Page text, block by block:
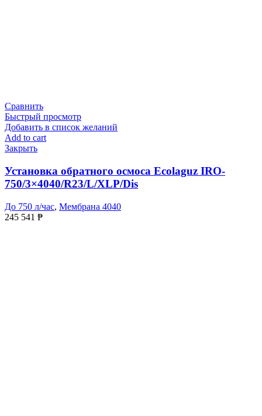
Сравнить
Быстрый просмотр
Добавить в список желаний
Add to cart
Закрыть
Установка обратного осмоса Ecolaguz IRO-
750/3×4040/R23/L/XLP/Dis
До 750 л/час, Мембрана 4040
245 541 ₱